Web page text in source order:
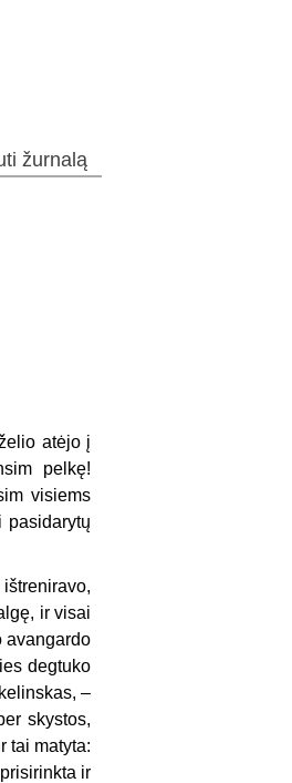
žurnalą
atėjo į
pelkę!
visiems
pasidarytų
ir visai
avangardo
degtuko
–
skystos,
tai matyta:
ir